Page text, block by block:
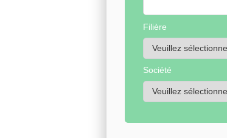
Filière
Société